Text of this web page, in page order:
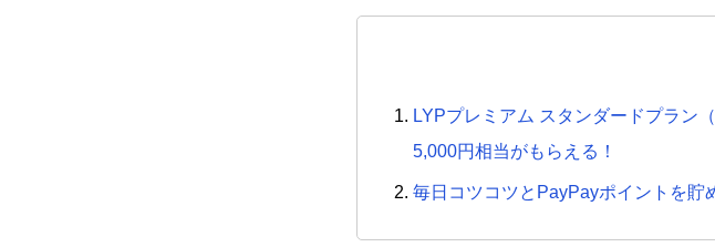
LYPプレミアム スタンダードプラン
5,000円相当がもらえる！
毎日コツコツとPayPayポイントを貯